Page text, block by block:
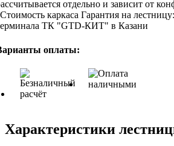
отдельно и зависит от
Стоимость каркаса Гарантия на лестницу:
ТК "GTD-КИТ" в Казани
оплаты:
Характеристики